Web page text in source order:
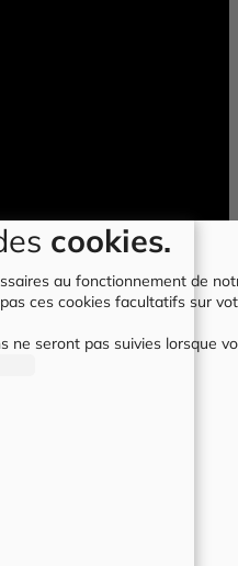
cookies.
au fonctionnement de
ces cookies facultatifs sur
ne seront pas suivies lorsque